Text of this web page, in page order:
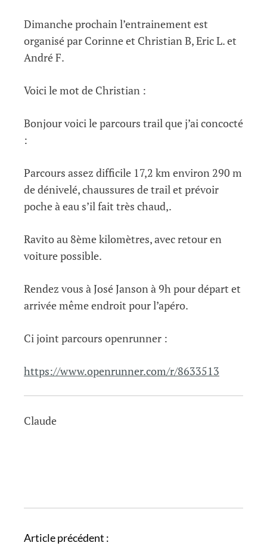
Dimanche prochain l’entrainement est
organisé par Corinne et Christian B, Eric L. et
André F.
Voici le mot de Christian :
Bonjour voici le parcours trail que j’ai concocté
:
Parcours assez difficile 17,2 km environ 290 m
de dénivelé, chaussures de trail et prévoir
poche à eau s’il fait très chaud,.
Ravito au 8ème kilomètres, avec retour en
voiture possible.
Rendez vous à José Janson à 9h pour départ et
arrivée même endroit pour l’apéro.
Ci joint parcours openrunner :
https://www.openrunner.com/r/8633513
Claude
N
Article précédent :